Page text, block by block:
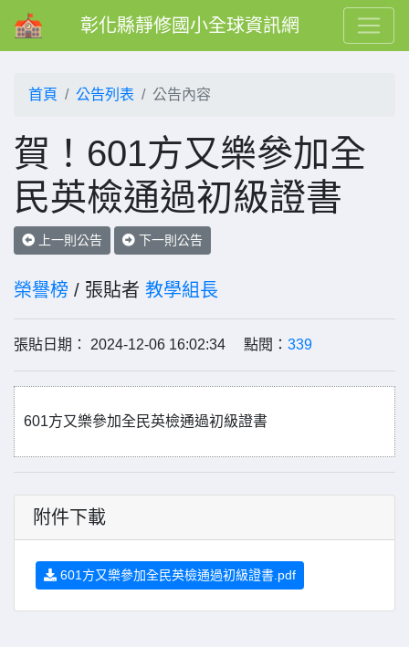
彰化縣靜修國小全球資訊網
首頁 公告列表 公告內容
賀！601方又樂參加全
民英檢通過初級證書
上一則公告 下一則公告
榮譽榜 / 張貼者 教學組長
張貼日期： 2024-12-06 16:02:34 點閱： 339
601方又樂參加全民英檢通過初級證書
附件下載
601方又樂參加全民英檢通過初級證書.pdf